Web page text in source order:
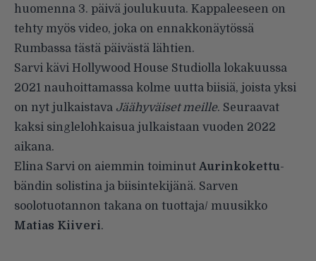
huomenna 3. päivä joulukuuta. Kappaleeseen on
tehty myös video, joka on ennakkonäytössä
Rumbassa tästä päivästä lähtien.
Sarvi kävi Hollywood House Studiolla lokakuussa
2021 nauhoittamassa kolme uutta biisiä, joista yksi
on nyt julkaistava Jäähyväiset meille. Seuraavat
kaksi singlelohkaisua julkaistaan vuoden 2022
aikana.
Elina Sarvi on aiemmin toiminut Aurinkokettu-
bändin solistina ja biisintekijänä. Sarven
soolotuotannon takana on tuottaja/ muusikko
Matias Kiiveri.